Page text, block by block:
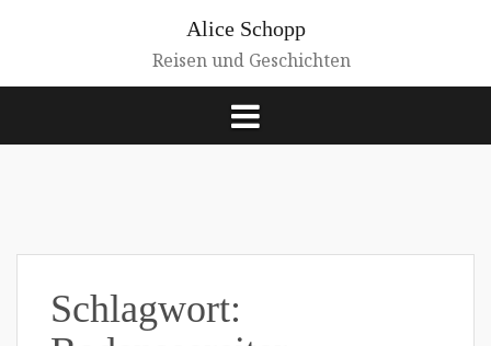
Alice Schopp
Reisen und Geschichten
Schlagwort: